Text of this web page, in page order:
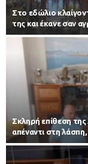
Στο εδώλιο
της και έκανε σαν
Σκληρή επίθεση
απέναντι στη